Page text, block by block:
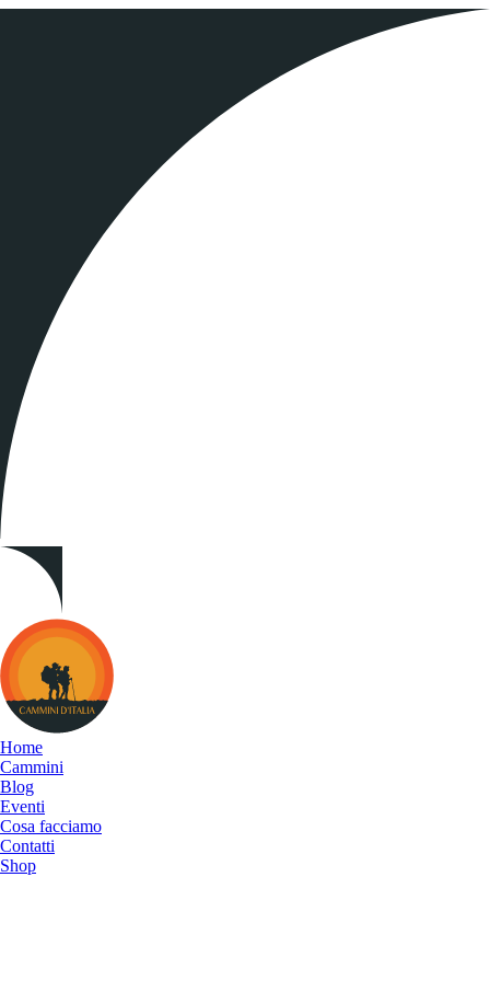
Cammini
d&#039;Italia
Home
Cammini
Blog
Eventi
Cosa facciamo
Contatti
Shop